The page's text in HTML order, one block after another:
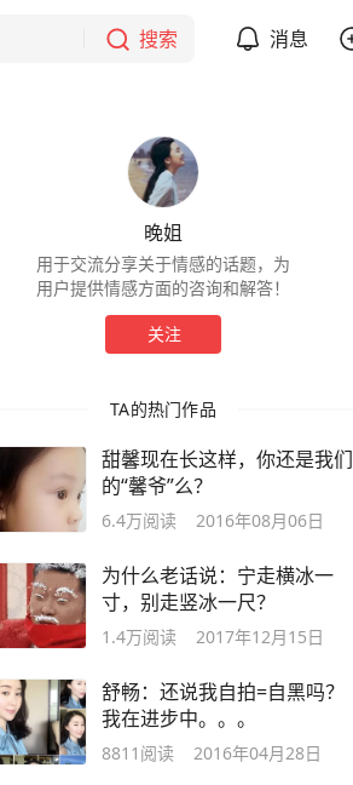
搜索 消息
晚姐
用于交流分享关于情感的话题，为
用户提供情感方面的咨询和解答！
关注
TA的热门作品
甜馨现在长这样，你还是我们
的“馨爷”么？
6.4万阅读 2016年08月06日
为什么老话说：宁走横冰一
寸，别走竖冰一尺？
1.4万阅读 2017年12月15日
舒畅：还说我自拍=自黑吗？
我在进步中。。。
8811 阅读 2016年04月28日